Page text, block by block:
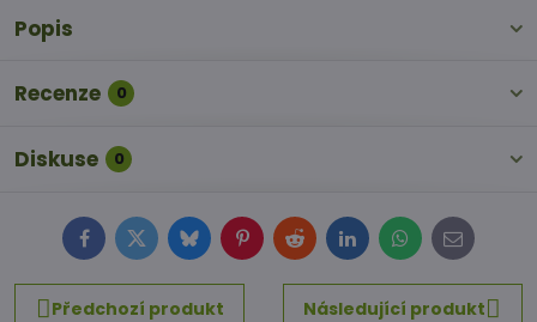
Popis
Recenze 0
Diskuse 0
FacebookTwitterBlueskyPinterestRedditLinkedInWhatsApp
E-
mail
Předchozí produkt
Následující produkt